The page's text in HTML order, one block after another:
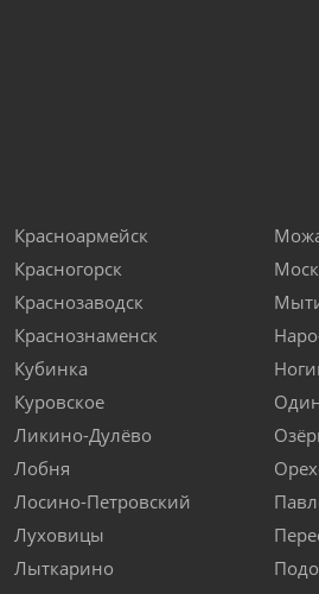
Красноармейск
Красногорск
Краснозаводск
Краснознаменск
Кубинка
Куровское
Ликино-Дулёво
Лобня
Лосино-Петровский
Луховицы
Лыткарино